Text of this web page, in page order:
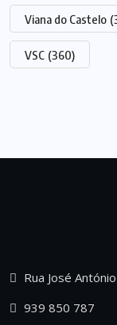
Viana do Castelo
VSC (360)
Rua José
939 850 787